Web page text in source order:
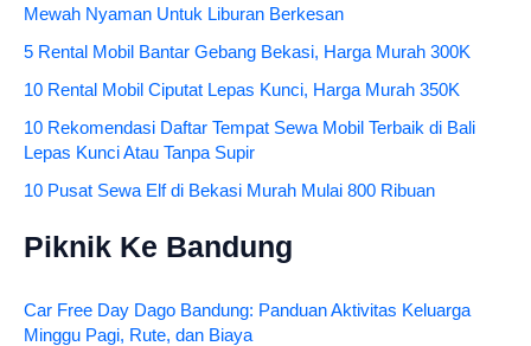
Mewah Nyaman Untuk Liburan Berkesan
5 Rental Mobil Bantar Gebang Bekasi, Harga Murah 300K
10 Rental Mobil Ciputat Lepas Kunci, Harga Murah 350K
10 Rekomendasi Daftar Tempat Sewa Mobil Terbaik di Bali
Lepas Kunci Atau Tanpa Supir
10 Pusat Sewa Elf di Bekasi Murah Mulai 800 Ribuan
Piknik Ke Bandung
Car Free Day Dago Bandung: Panduan Aktivitas Keluarga
Minggu Pagi, Rute, dan Biaya